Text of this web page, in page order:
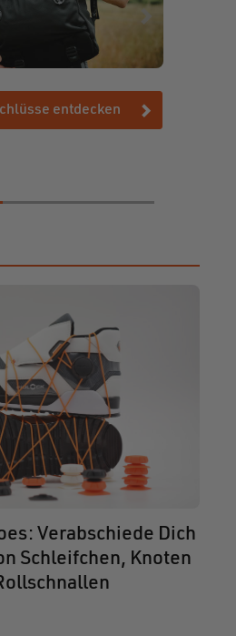
entdecken
Verabschiede Dich
Schleifchen, Knoten